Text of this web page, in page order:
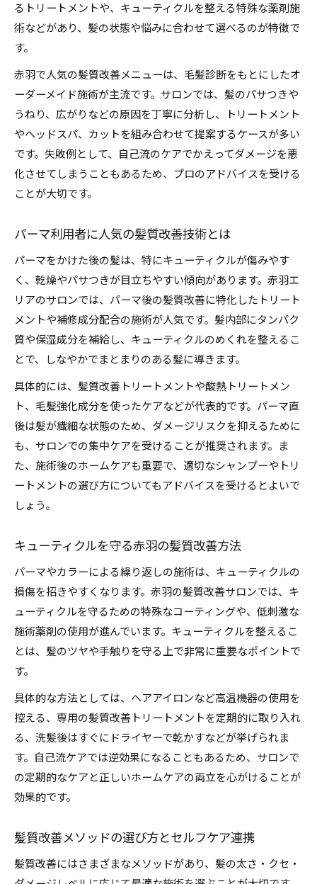
るトリートメントや、キューティクルを整える特殊な薬剤施
術などがあり、髪の状態や悩みに合わせて選べるのが特徴で
す。
赤羽で人気の髪質改善メニューは、毛髪診断をもとにしたオ
ーダーメイド施術が主流です。サロンでは、髪のパサつきや
うねり、広がりなどの原因を丁寧に分析し、トリートメント
やヘッドスパ、カットを組み合わせて提案するケースが多い
です。失敗例として、自己流のケアでかえってダメージを悪
化させてしまうこともあるため、プロのアドバイスを受ける
ことが大切です。
パーマ利用者に人気の髪質改善技術とは
パーマをかけた後の髪は、特にキューティクルが傷みやす
く、乾燥やパサつきが目立ちやすい傾向があります。赤羽エ
リアのサロンでは、パーマ後の髪質改善に特化したトリート
メントや補修成分配合の施術が人気です。髪内部にタンパク
質や保湿成分を補給し、キューティクルのめくれを整えるこ
とで、しなやかでまとまりのある髪に導きます。
具体的には、髪質改善トリートメントや酸熱トリートメン
ト、毛髪強化成分を使ったケアなどが代表的です。パーマ直
後は髪が繊細な状態のため、ダメージリスクを抑えるために
も、サロンでの集中ケアを受けることが推奨されます。ま
た、施術後のホームケアも重要で、適切なシャンプーやトリ
ートメントの選び方についてもアドバイスを受けるとよいで
しょう。
キューティクルを守る赤羽の髪質改善方法
パーマやカラーによる繰り返しの施術は、キューティクルの
損傷を招きやすくなります。赤羽の髪質改善サロンでは、キ
ューティクルを守るための特殊なコーティングや、低刺激な
施術薬剤の使用が進んでいます。キューティクルを整えるこ
とは、髪のツヤや手触りを守る上で非常に重要なポイントで
す。
具体的な方法としては、ヘアアイロンなど高温機器の使用を
控える、専用の髪質改善トリートメントを定期的に取り入れ
る、洗髪後はすぐにドライヤーで乾かすなどが挙げられま
す。自己流ケアでは逆効果になることもあるため、サロンで
の定期的なケアと正しいホームケアの両立を心がけることが
効果的です。
髪質改善メソッドの選び方とセルフケア連携
髪質改善にはさまざまなメソッドがあり、髪の太さ・クセ・